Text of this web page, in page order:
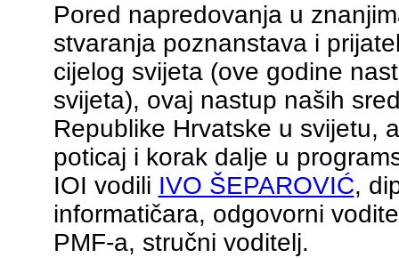
Pored napredovanja u
stvaranja poznanstava i
cijelog svijeta (ove godine
svijeta), ovaj nastup naših
Republike Hrvatske u svijetu,
poticaj i korak dalje u
IOI vodili IVO ŠEPAROVIĆ,
informatičara, odgovorni
PMF-a, stručni voditelj.